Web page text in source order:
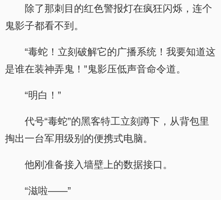
除了那刺目的红色警报灯在疯狂闪烁，连个
鬼影子都看不到。
“毒蛇！立刻破解它的广播系统！我要知道这
是谁在装神弄鬼！”鬼影压低声音命令道。
“明白！”
代号“毒蛇”的黑客特工立刻蹲下，从背包里
掏出一台军用级别的便携式电脑。
他刚准备接入墙壁上的数据接口。
“滋啦——”